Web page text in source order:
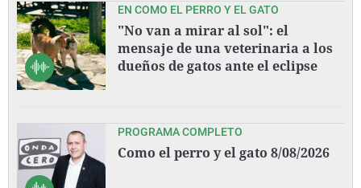
EN COMO EL PERRO Y EL GATO
"No van a mirar al sol": el
mensaje de una veterinaria a los
dueños de gatos ante el eclipse
PROGRAMA COMPLETO
Como el perro y el gato 8/08/2026